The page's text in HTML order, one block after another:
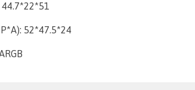
44.7*22*51
52*47.5*24